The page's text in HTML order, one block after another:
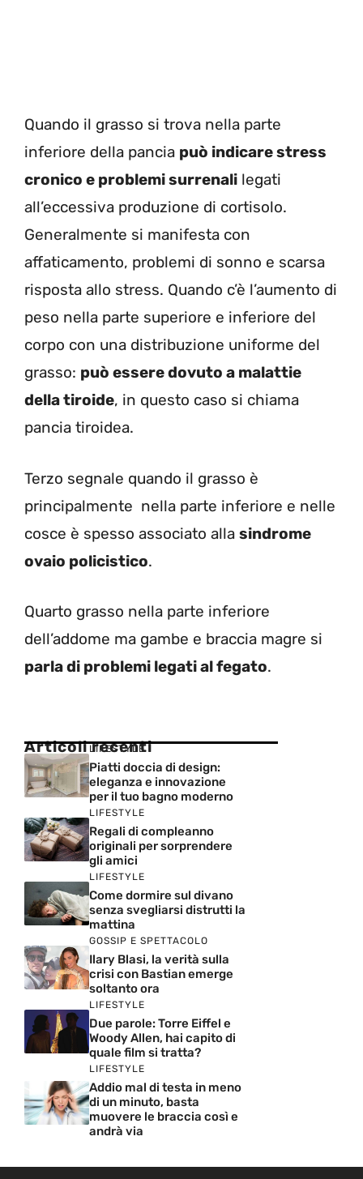
Quando il grasso si trova nella parte
inferiore della pancia può indicare stress
cronico e problemi surrenali legati
all’eccessiva produzione di cortisolo.
Generalmente si manifesta con
affaticamento, problemi di sonno e scarsa
risposta allo stress. Quando c’è l’aumento di
peso nella parte superiore e inferiore del
corpo con una distribuzione uniforme del
grasso: può essere dovuto a malattie
della tiroide, in questo caso si chiama
pancia tiroidea.
Terzo segnale quando il grasso è
principalmente nella parte inferiore e nelle
cosce è spesso associato alla sindrome
ovaio policistico.
Quarto grasso nella parte inferiore
dell’addome ma gambe e braccia magre si
parla di problemi legati al fegato.
Articoli recenti
LIFESTYLE
Piatti doccia di design:
eleganza e innovazione
per il tuo bagno moderno
LIFESTYLE
Regali di compleanno
originali per sorprendere
gli amici
LIFESTYLE
Come dormire sul divano
senza svegliarsi distrutti la
mattina
GOSSIP E SPETTACOLO
Ilary Blasi, la verità sulla
crisi con Bastian emerge
soltanto ora
LIFESTYLE
Due parole: Torre Eiffel e
Woody Allen, hai capito di
quale film si tratta?
LIFESTYLE
Addio mal di testa in meno
di un minuto, basta
muovere le braccia così e
andrà via